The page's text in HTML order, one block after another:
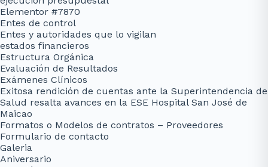
Elementor #7870
Entes de control
Entes y autoridades que lo vigilan
estados financieros
Estructura Orgánica
Evaluación de Resultados
Exámenes Clínicos
Exitosa rendición de cuentas ante la Superintendencia de
Salud resalta avances en la ESE Hospital San José de
Maicao
Formatos o Modelos de contratos – Proveedores
Formulario de contacto
Galeria
Aniversario